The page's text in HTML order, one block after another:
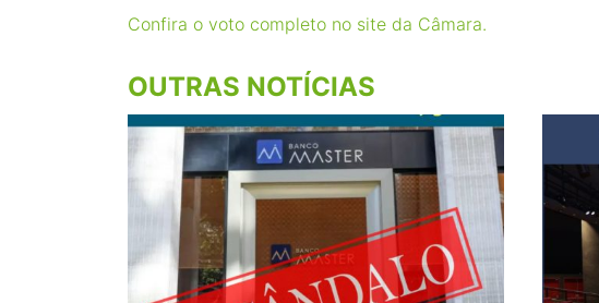
Confira o voto completo no site da Câmara.
OUTRAS NOTÍCIAS